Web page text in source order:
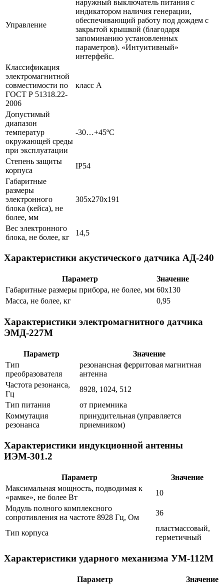
Управление
наружный выключатель питания с
индикатором наличия генерации,
обеспечивающий работу под дождем с
закрытой крышкой (благодаря
запоминанию установленных
параметров). «Интуитивный»
интерфейс.
Классификация
электромагнитной
совместимости по
ГОСТ Р 51318.22-
2006
класс А
Допустимый
диапазон
температур
окружающей среды
при эксплуатации
-30…+45ºС
Степень защиты
корпуса
IP54
Габаритные
размеры
электронного
блока (кейса), не
более, мм
305х270х191
Вес электронного
блока, не более, кг
14,5
Характеристики акустического датчика АД-240
Параметр
Значение
Габаритные размеры прибора, не более, мм 60х130
Масса, не более, кг
0,95
Характеристики электромагнитного датчика
ЭМД-227М
Параметр
Значение
Тип
преобразователя
резонансная ферритовая магнитная
антенна
Частота резонанса,
Гц
8928, 1024, 512
Тип питания
от приемника
Коммутация
резонанса
принудительная (управляется
приемником)
Характеристики индукционной антенны
ИЭМ-301.2
Параметр
Значение
Максимальная мощность, подводимая к
«рамке», не более Вт
10
Модуль полного комплексного
сопротивления на частоте 8928 Гц, Ом
36
Тип корпуса
пластмассовый,
герметичный
Характеристики ударного механизма УМ-112М
Параметр
Значение